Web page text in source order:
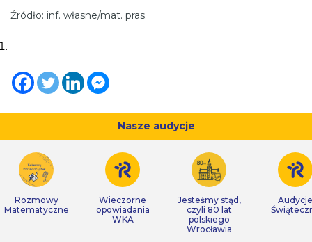
Źródło: inf. własne/mat. pras.
Nasze audycje
Rozmowy
Matematyczne
Wieczorne
opowiadania
WKA
Jesteśmy stąd,
czyli 80 lat
polskiego
Wrocławia
Audycje